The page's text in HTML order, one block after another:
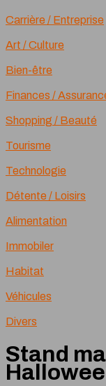
Carrière / Entreprise
Art / Culture
Bien-être
Finances /
Shopping / Beauté
Tourisme
Technologie
Détente / Loisirs
Alimentation
Immobiler
Habitat
Véhicules
Divers
Stand